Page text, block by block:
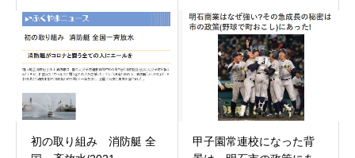
初の取り組み 消防艇 全
甲子園常連校になった背